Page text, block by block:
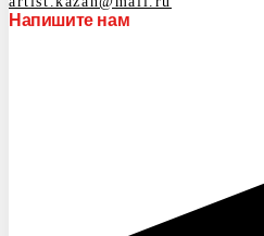
Напишите нам